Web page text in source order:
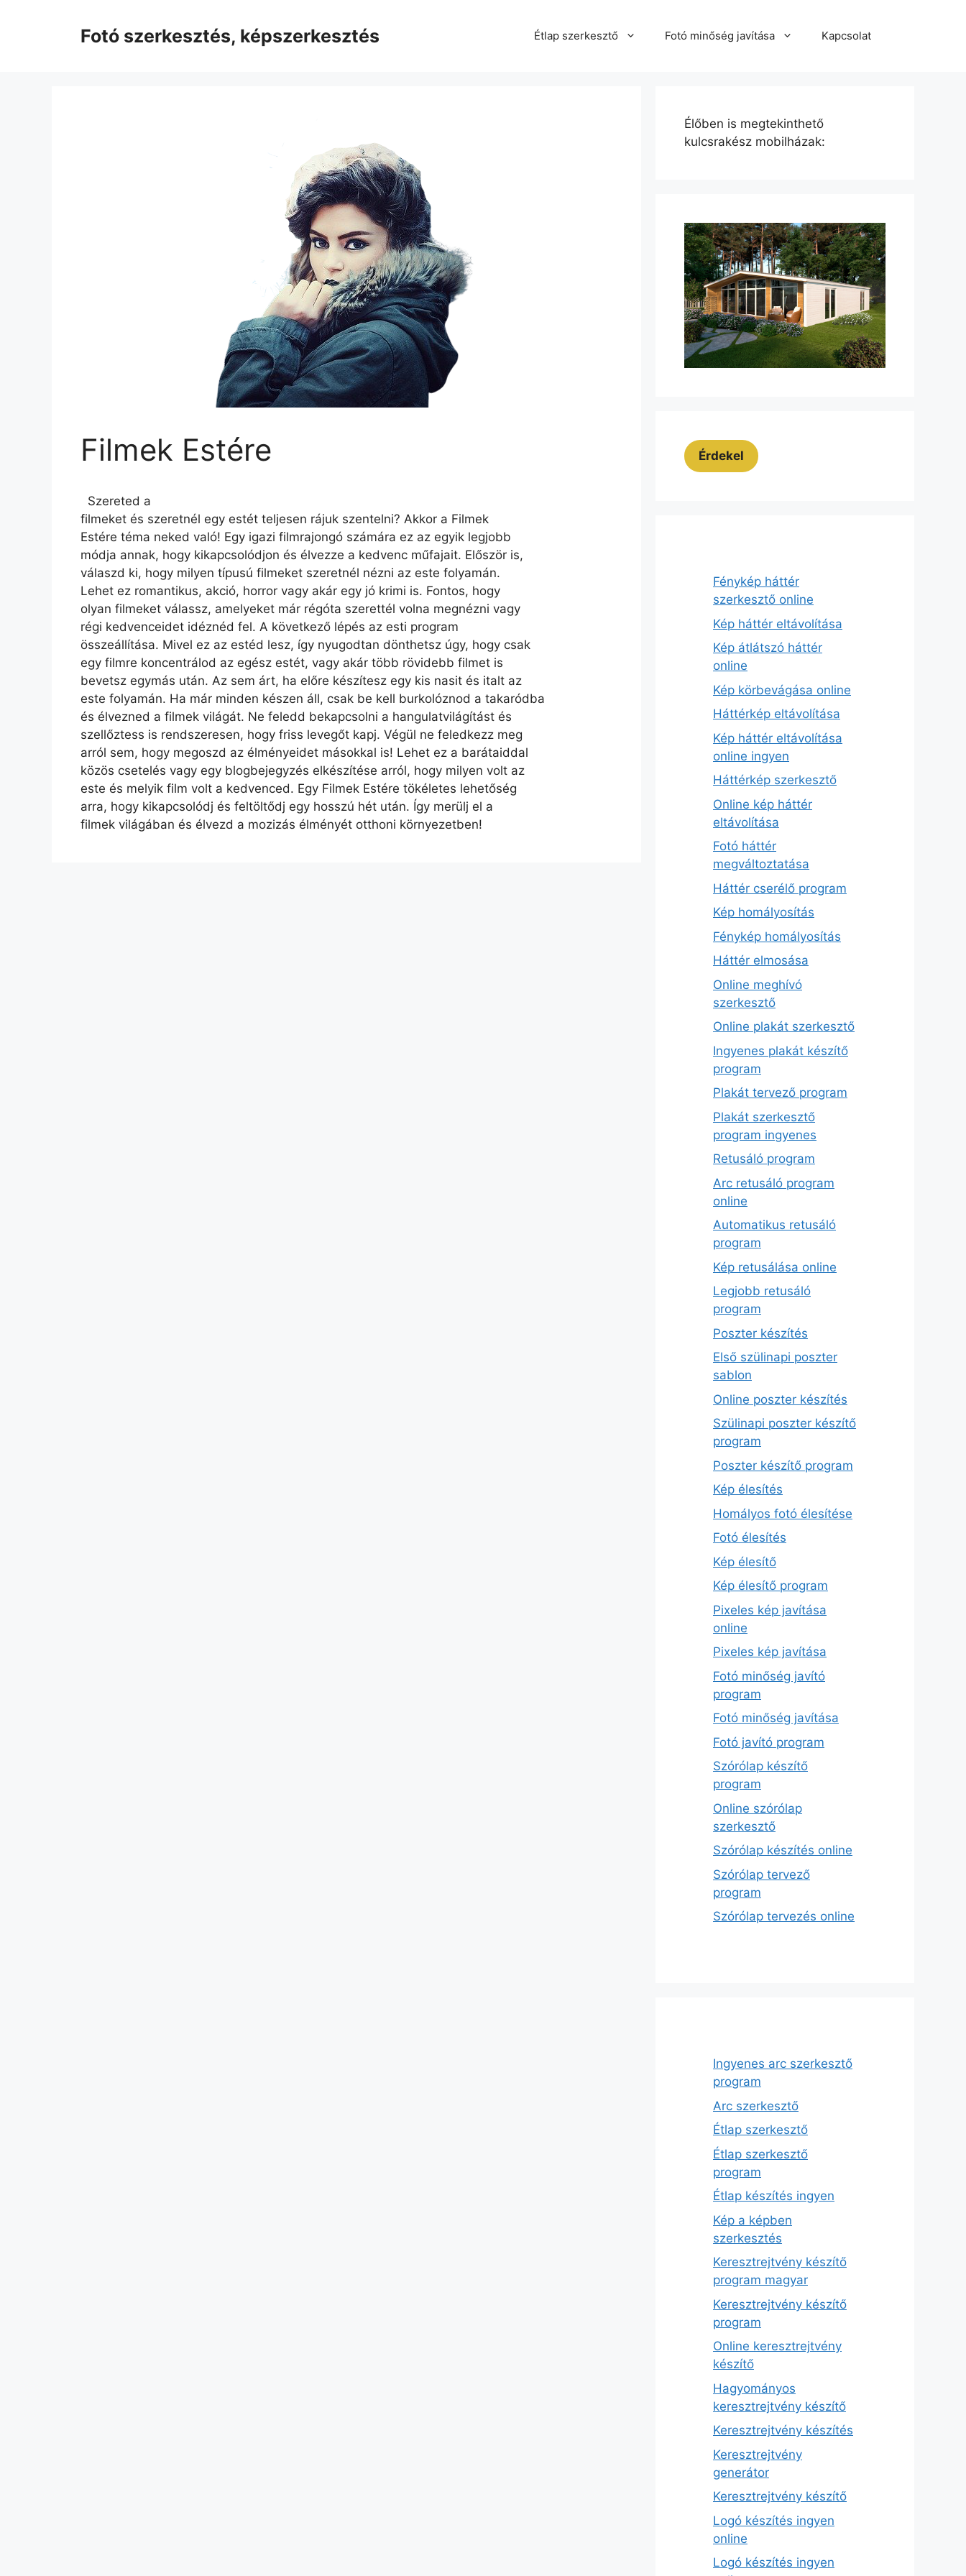
Fotó szerkesztés, képszerkesztés Étlap szerkesztő Fotó minőség javítása Kapcsolat
Filmek Estére
Szereted a
filmeket és szeretnél egy estét teljesen rájuk szentelni? Akkor a Filmek
Estére téma neked való! Egy igazi filmrajongó számára ez az egyik legjobb
módja annak, hogy kikapcsolódjon és élvezze a kedvenc műfajait. Először is,
válaszd ki, hogy milyen típusú filmeket szeretnél nézni az este folyamán.
Lehet ez romantikus, akció, horror vagy akár egy jó krimi is. Fontos, hogy
olyan filmeket válassz, amelyeket már régóta szerettél volna megnézni vagy
régi kedvenceidet idéznéd fel. A következő lépés az esti program
összeállítása. Mivel ez az estéd lesz, így nyugodtan dönthetsz úgy, hogy csak
egy filmre koncentrálod az egész estét, vagy akár több rövidebb filmet is
bevetsz egymás után. Az sem árt, ha előre készítesz egy kis nasit és italt az
este folyamán. Ha már minden készen áll, csak be kell burkolóznod a takaródba
és élvezned a filmek világát. Ne feledd bekapcsolni a hangulatvilágítást és
szellőztess is rendszeresen, hogy friss levegőt kapj. Végül ne feledkezz meg
arról sem, hogy megoszd az élményeidet másokkal is! Lehet ez a barátaiddal
közös csetelés vagy egy blogbejegyzés elkészítése arról, hogy milyen volt az
este és melyik film volt a kedvenced. Egy Filmek Estére tökéletes lehetőség
arra, hogy kikapcsolódj és feltöltődj egy hosszú hét után. Így merülj el a
filmek világában és élvezd a mozizás élményét otthoni környezetben!
Élőben is megtekinthető
kulcsrakész mobilházak:
Érdekel
Fénykép háttér
szerkesztő online
Kép háttér eltávolítása
Kép átlátszó háttér
online
Kép körbevágása online
Háttérkép eltávolítása
Kép háttér eltávolítása
online ingyen
Háttérkép szerkesztő
Online kép háttér
eltávolítása
Fotó háttér
megváltoztatása
Háttér cserélő program
Kép homályosítás
Fénykép homályosítás
Háttér elmosása
Online meghívó
szerkesztő
Online plakát szerkesztő
Ingyenes plakát készítő
program
Plakát tervező program
Plakát szerkesztő
program ingyenes
Retusáló program
Arc retusáló program
online
Automatikus retusáló
program
Kép retusálása online
Legjobb retusáló
program
Poszter készítés
Első szülinapi poszter
sablon
Online poszter készítés
Szülinapi poszter készítő
program
Poszter készítő program
Kép élesítés
Homályos fotó élesítése
Fotó élesítés
Kép élesítő
Kép élesítő program
Pixeles kép javítása
online
Pixeles kép javítása
Fotó minőség javító
program
Fotó minőség javítása
Fotó javító program
Szórólap készítő
program
Online szórólap
szerkesztő
Szórólap készítés online
Szórólap tervező
program
Szórólap tervezés online
Ingyenes arc szerkesztő
program
Arc szerkesztő
Étlap szerkesztő
Étlap szerkesztő
program
Étlap készítés ingyen
Kép a képben
szerkesztés
Keresztrejtvény készítő
program magyar
Keresztrejtvény készítő
program
Online keresztrejtvény
készítő
Hagyományos
keresztrejtvény készítő
Keresztrejtvény készítés
Keresztrejtvény
generátor
Keresztrejtvény készítő
Logó készítés ingyen
online
Logó készítés ingyen